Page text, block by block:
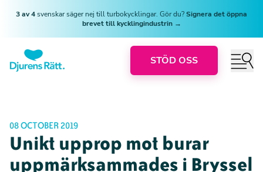
3 av 4svenskar säger nej till turbokycklingar. Gör du?Signera det öppna
brevet till kycklingindustrin →
STÖD OSS
08 OCTOBER 2019
Unikt upprop mot burar
uppmärksammades i Bryssel